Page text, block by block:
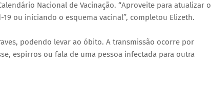
Nacional de Vacinação. “Aproveite para atualizar o
ou iniciando o esquema vacinal”, completou Elizeth.
podendo levar ao óbito. A transmissão ocorre por
espirros ou fala de uma pessoa infectada para outra